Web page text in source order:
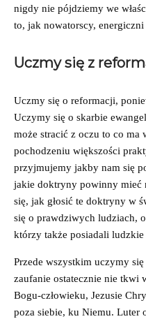
nigdy nie pójdziemy we
to, jak nowatorscy,
Uczmy się z
Uczmy się o reformacji,
Uczymy się o skarbie
może stracić z oczu to co ma
pochodzeniu większości
przyjmujemy jakby nam się
jakie doktryny powinny mieć
się, jak głosić te doktryny w
się o prawdziwych ludziach,
którzy także posiadali
Przede wszystkim uczymy
zaufanie ostatecznie nie tkwi
Bogu-człowieku, Jezusie
poza siebie, ku Niemu. Luter